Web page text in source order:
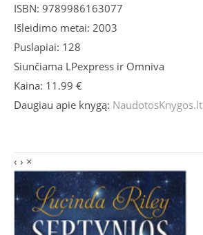
ISBN: 9789986163077
Išleidimo metai: 2003
Puslapiai: 128
Siunčiama LPexpress ir Omniva
Kaina: 11.99 €
Daugiau apie knygą: NaudotosKnygos.lt
‹ › ×